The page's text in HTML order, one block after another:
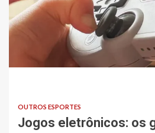
OUTROS ESPORTES
Jogos eletrônicos: os